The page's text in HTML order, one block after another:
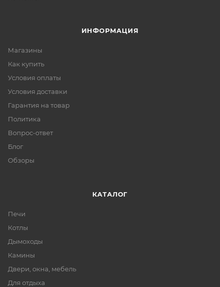
ИНФОРМАЦИЯ
Магазины
Как купить
Условия оплаты
Условия доставки
Гарантия на товар
Политика
Вопрос-ответ
Блог
Обзоры
КАТАЛОГ
Печи
Котлы
Дымоходы
Камины
Двери, окна, мебель
Для отдыха